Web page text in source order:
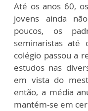
Até os anos 60,
jovens ainda
poucos, os
seminaristas
colégio passou a
estudos nas
em vista do
então, a média
mantém-se em